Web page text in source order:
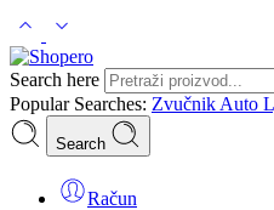
Search here
Popular Searches: Zvučnik Auto
Search
Račun